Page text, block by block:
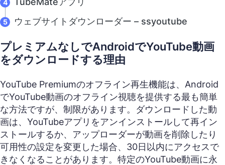
ウェブサイトダウンローダー – ssyoutube
プレミアムなしでAndroidでYouTube動画
をダウンロードする理由
YouTube Premiumのオフライン再生機能は、Android
でYouTube動画のオフライン視聴を提供する最も簡単
な方法ですが、制限があります。ダウンロードした動
画は、YouTubeアプリをアンインストールして再イン
ストールするか、アップローダーが動画を削除したり
可用性の設定を変更した場合、30日以内にアクセスで
きなくなることがあります。特定のYouTube動画に永